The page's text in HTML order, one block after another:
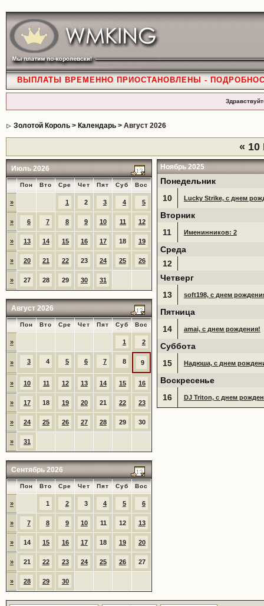
ВЫПЛАТЫ ВРЕМЕННО ПРИОСТАНОВЛЕНЫ -
Золотой Король> Календарь> Август 2026
« 10
Июль 2026
Пон Вто Сре Чет Пят Суб Вос
» 1 2 3 4 5
» 6 7 8 9 10 11 12
» 13 14 15 16 17 18 19
» 20 21 22 23 24 25 26
» 27 28 29 30 31
Август 2026
Пон Вто Сре Чет Пят Суб Вос
» 1 2
» 3 4 5 6 7 8 9
» 10 11 12 13 14 15 16
» 17 18 19 20 21 22 23
» 24 25 26 27 28 29 30
» 31
Сентябрь 2026
Пон Вто Сре Чет Пят Суб Вос
» 1 2 3 4 5 6
» 7 8 9 10 11 12 13
» 14 15 16 17 18 19 20
» 21 22 23 24 25 26 27
» 28 29 30
Ноябрь 2025
Понедельник
10
Lucky Strike, с днем
Вторник
11
Именинников: 2
Среда
12
Четверг
13
soft198, с днем
Пятница
14
amai, с днем рождения!
Суббота
15
Надюша, с днем
Воскресенье
16
DJ Triton, с днем